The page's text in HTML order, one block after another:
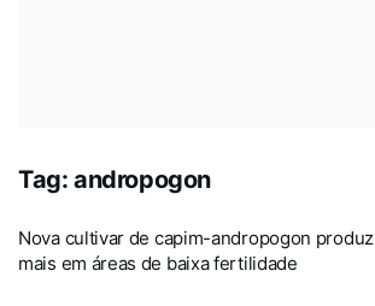
Tag: andropogon
Nova cultivar de capim-andropogon produz
mais em áreas de baixa fertilidade